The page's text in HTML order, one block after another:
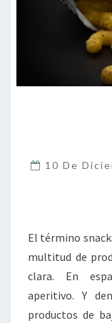
10 De
El término
multitud de
clara. En
aperitivo. Y
productos de